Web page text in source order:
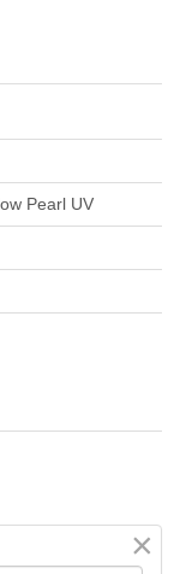
Pearl UV
×